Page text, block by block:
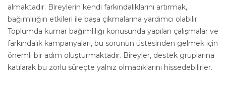
almaktadır. Bireylerin kendi farkındalıklarını artırmak,
bağımlılığın etkileri ile başa çıkmalarına yardımcı olabilir.
Toplumda kumar bağımlılığı konusunda yapılan çalışmalar ve
farkındalık kampanyaları, bu sorunun üstesinden gelmek için
önemli bir adım oluşturmaktadır. Bireyler, destek gruplarına
katılarak bu zorlu süreçte yalnız olmadıklarını hissedebilirler.